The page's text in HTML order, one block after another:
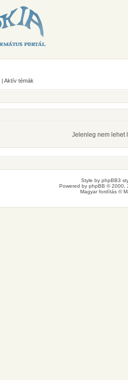
| Aktív témák
Jelenleg nem lehet
Style by phpBB3
Powered by phpBB © 2000,
Magyar fordítás ©